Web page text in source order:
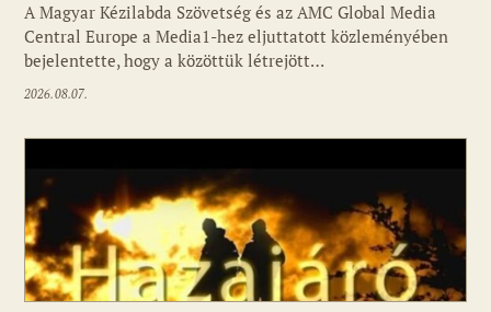
Fotó: media1.hu
A Magyar Kézilabda Szövetség és az AMC Global Media
Central Europe a Media1-hez eljuttatott közleményében
bejelentette, hogy a közöttük létrejött…
2026.08.07.